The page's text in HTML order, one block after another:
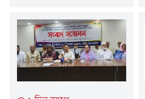
বিতরণের উদ্যোগ নেওয়া হয়েছে।
আগামী ১৫ আগস্ট ৬৪ জেলায়
একযোগে এই অর্থ বিতরণ কার্যক্রম
শুরু হওয়ার কথা রয়েছে।শনিবার
(৮ আগস্ট) যুগান্তরে প্রকাশিত এক
প্রতিবেদনে এসব তথ্য জানা গেছে।